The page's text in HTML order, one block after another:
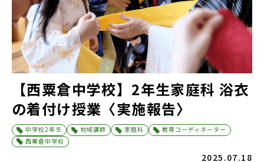
【西粟倉中学校】2年生家庭科 浴衣
の着付け授業〈実施報告〉
中学校2年生 地域講師 家庭科
教育コーディネーター
西粟倉中学校
2025.07.18